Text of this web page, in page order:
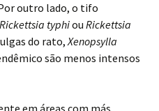
outro lado, o tifo
Rickettsia typhiou Rickettsia
do rato,Xenopsylla
são menos intensos